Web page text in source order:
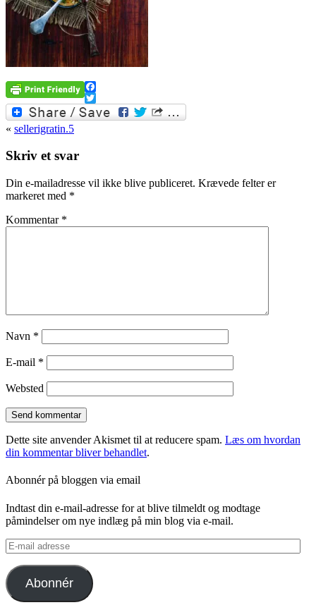
Facebook
Twitter
« sellerigratin.5
Skriv et svar
Din e-mailadresse vil ikke blive publiceret. Krævede felter er
markeret med *
Kommentar *
Navn *
E-mail *
Websted
Dette site anvender Akismet til at reducere spam. Læs om hvordan
din kommentar bliver behandlet.
Abonnér på bloggen via email
Indtast din e-mail-adresse for at blive tilmeldt og modtage
påmindelser om nye indlæg på min blog via e-mail.
E-
mail
adresse
Abonnér